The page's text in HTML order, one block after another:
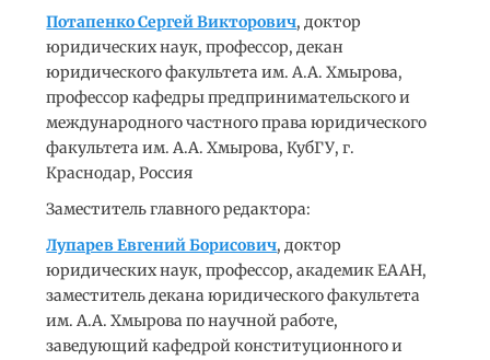
Потапенко Сергей Викторович, доктор
юридических наук, профессор, декан
юридического факультета им. А.А. Хмырова,
профессор кафедры предпринимательского и
международного частного права юридического
факультета им. А.А. Хмырова, КубГУ, г.
Краснодар, Россия
Заместитель главного редактора:
Лупарев Евгений Борисович, доктор
юридических наук, профессор, академик ЕААН,
заместитель декана юридического факультета
им. А.А. Хмырова по научной работе,
заведующий кафедрой конституционного и